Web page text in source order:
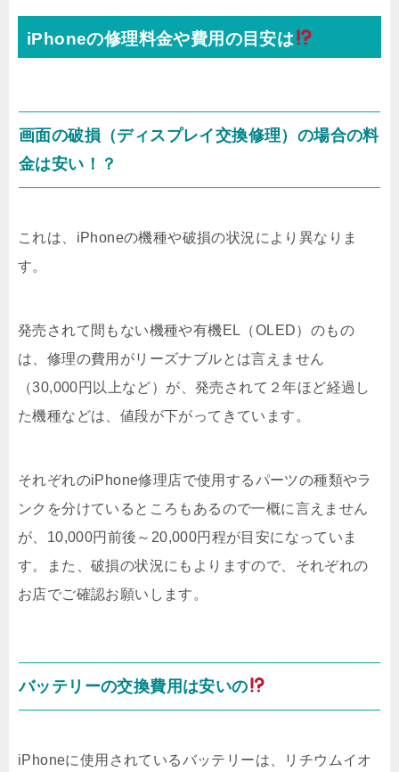
iPhoneの修理料金や費用の目安は
画面の破損（ディスプレイ交換修理）の場合の料
金は安い！？
これは、iPhoneの機種や破損の状況により異なりま
す。
発売されて間もない機種や有機EL（OLED）のもの
は、修理の費用がリーズナブルとは言えません
（30,000円以上など）が、発売されて２年ほど経過し
た機種などは、値段が下がってきています。
それぞれのiPhone修理店で使用するパーツの種類やラ
ンクを分けているところもあるので一概に言えません
が、10,000円前後～20,000円程が目安になっていま
す。また、破損の状況にもよりますので、それぞれの
お店でご確認お願いします。
バッテリーの交換費用は安いの
iPhoneに使用されているバッテリーは、リチウムイオ